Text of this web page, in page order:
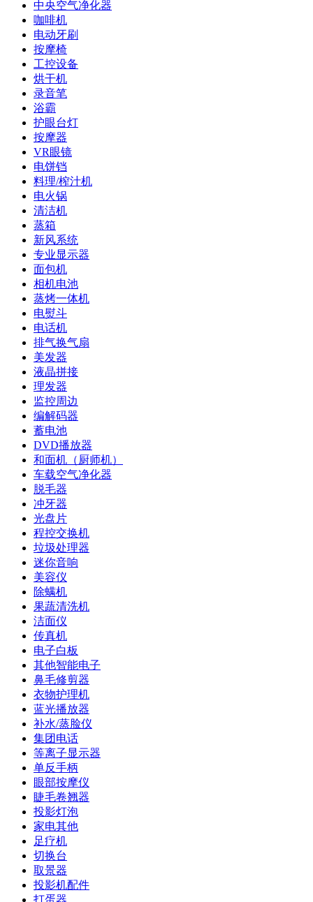
中央空气净化器
咖啡机
电动牙刷
按摩椅
工控设备
烘干机
录音笔
浴霸
护眼台灯
按摩器
VR眼镜
电饼铛
料理/榨汁机
电火锅
清洁机
蒸箱
新风系统
专业显示器
面包机
相机电池
蒸烤一体机
电熨斗
电话机
排气换气扇
美发器
液晶拼接
理发器
监控周边
编解码器
蓄电池
DVD播放器
和面机（厨师机）
车载空气净化器
脱毛器
冲牙器
光盘片
程控交换机
垃圾处理器
迷你音响
美容仪
除螨机
果蔬清洗机
洁面仪
传真机
电子白板
其他智能电子
鼻毛修剪器
衣物护理机
蓝光播放器
补水/蒸脸仪
集团电话
等离子显示器
单反手柄
眼部按摩仪
睫毛卷翘器
投影灯泡
家电其他
足疗机
切换台
取景器
投影机配件
打蛋器